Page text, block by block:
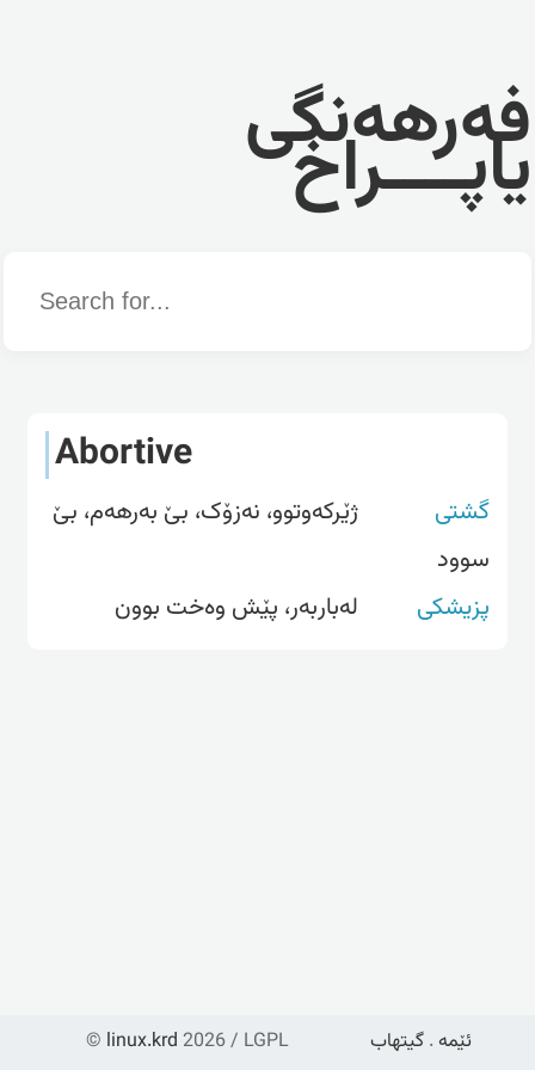
فەرهەنگی
یاپــــراخ
Word
Abortive
گشتی
ژێرکەوتوو، نەزۆک، بێ بەرهەم، بێ
سوود
پزیشکی
لەباربەر، پێش وەخت بوون
© linux.krd 2026 / LGPL ئێمە . گیتهاب